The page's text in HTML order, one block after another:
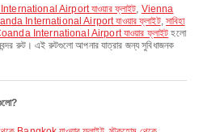
International Airport যাওয়ার ফ্লাইট, Vienna
International Airport যাওয়ার ফ্লাইট, সাবিহা
Coanda International Airport যাওয়ার ফ্লাইট হলো
রুট। এই রুটগুলো আপনার যাত্রার জন্য সুবিধাজনক